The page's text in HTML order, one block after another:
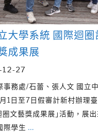
大學系統 國際迴
成果展
12-27
事務處/石蕾、張人文 國立
1日至7日假審計新村辦理
文藝獎成果展｣活動，展
際學生 …